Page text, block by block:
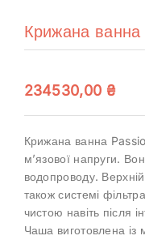
Крижана
234530,00 ₴
Крижана ванна
м’язової напруги.
водопроводу.
також системі
чистою навіть після
Чаша виготовлена із